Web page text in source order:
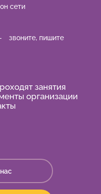
сети
звоните, пишите
занятия
организации